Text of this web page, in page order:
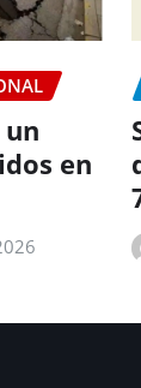
un
en